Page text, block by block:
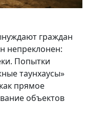
граждан
непреклонен:
Попытки
таунхаусы»
прямое
объектов